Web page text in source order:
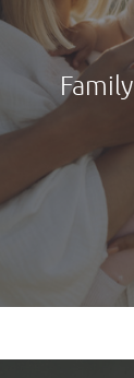
Family